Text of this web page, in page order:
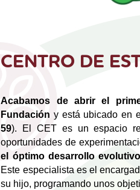
CENTRO DE
Acabamos de abrir el
Fundación y está ubicado en
59). El CET es un espacio
oportunidades de
el óptimo desarrollo evolutivo
Este especialista es el
su hijo, programando unos